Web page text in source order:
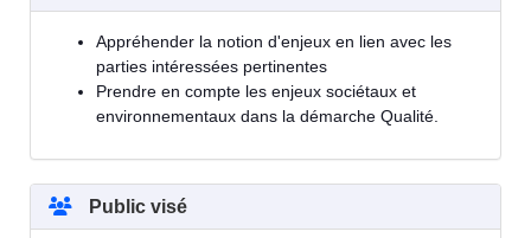
Appréhender la notion d'enjeux en lien avec les
parties intéressées pertinentes
Prendre en compte les enjeux sociétaux et
environnementaux dans la démarche Qualité.
Public visé